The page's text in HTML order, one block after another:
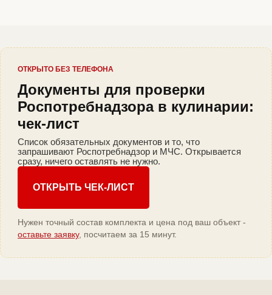
ОТКРЫТО БЕЗ ТЕЛЕФОНА
Документы для проверки
Роспотребнадзора в кулинарии:
чек-лист
Список обязательных документов и то, что
запрашивают Роспотребнадзор и МЧС. Открывается
сразу, ничего оставлять не нужно.
ОТКРЫТЬ ЧЕК-ЛИСТ
Нужен точный состав комплекта и цена под ваш объект -
оставьте заявку, посчитаем за 15 минут.